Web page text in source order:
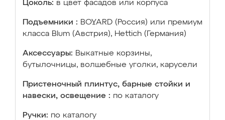
Цоколь: в цвет фасадов или корпуса
Подъемники : BOYARD (Россия) или премиум
класса Blum (Австрия), Hettich (Германия)
Аксессуары: Выкатные корзины,
бутылочницы, волшебные уголки, карусели
Пристеночный плинтус, барные стойки и
навески, освещение : по каталогу
Ручки: по каталогу